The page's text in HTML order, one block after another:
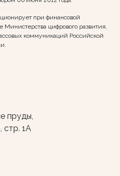
при финансовой
Министерства цифрового развития,
коммуникаций Российской
пруды,
стр. 1А